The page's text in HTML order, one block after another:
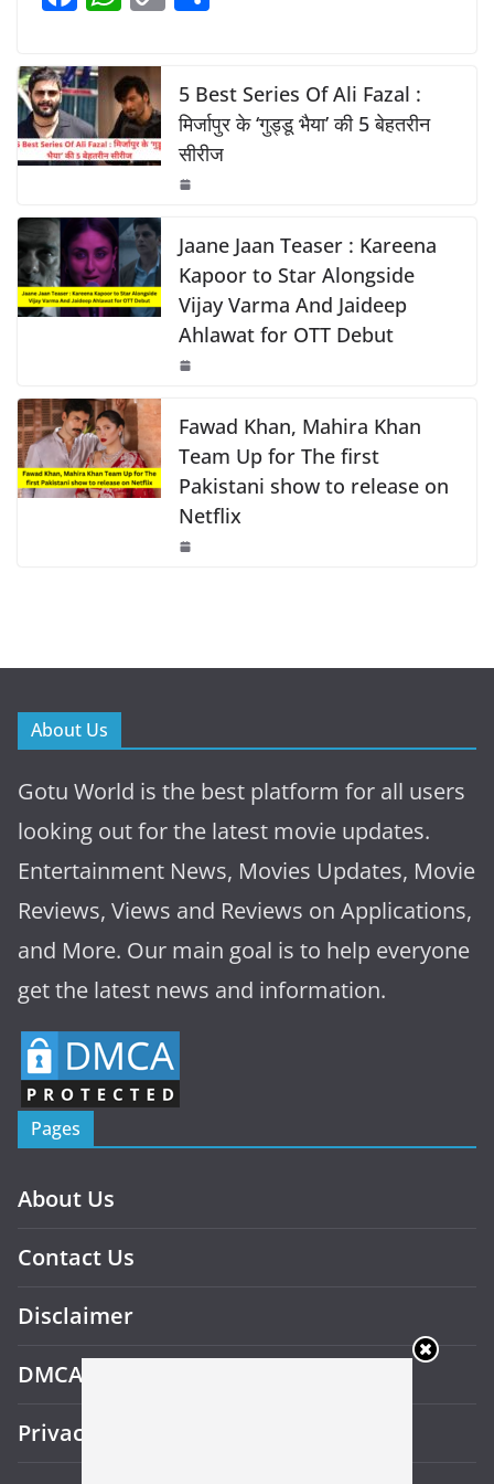
o
k
p k
c
e
b
o
o
k
at
s
A
p
p
y
Li
n
k
e
5 Best Series Of Ali Fazal :
मिर्जापुर के ‘गुड्डू भैया’ की 5 बेहतरीन
सीरीज
Jaane Jaan Teaser : Kareena
Kapoor to Star Alongside
Vijay Varma And Jaideep
Ahlawat for OTT Debut
Fawad Khan, Mahira Khan
Team Up for The first
Pakistani show to release on
Netflix
About Us
Gotu World is the best platform for all users
looking out for the latest movie updates.
Entertainment News, Movies Updates, Movie
Reviews, Views and Reviews on Applications,
and More. Our main goal is to help everyone
get the latest news and information.
Pages
About Us
Contact Us
Disclaimer
DMCA
Privacy Policy